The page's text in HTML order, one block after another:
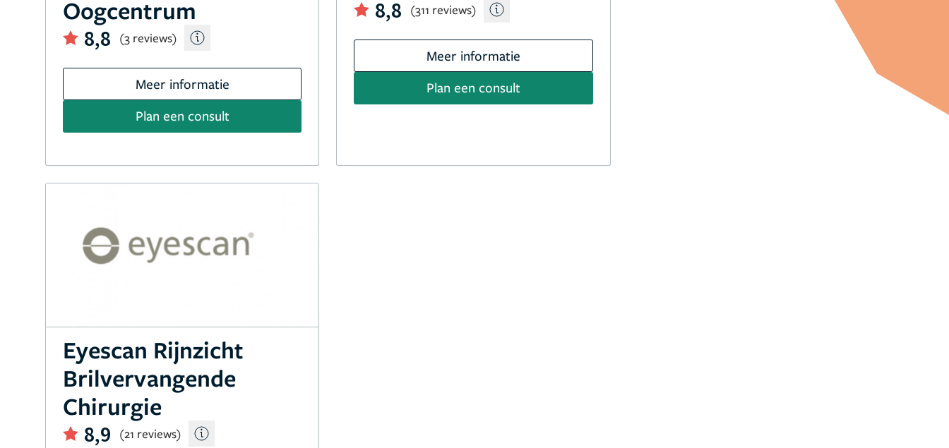
Oogcentrum
8,8 (3 reviews)
Meer informatie
Plan een consult
8,8 (311 reviews)
Meer informatie
Plan een consult
Eyescan Rijnzicht
Brilvervangende
Chirurgie
8,9 (21 reviews)